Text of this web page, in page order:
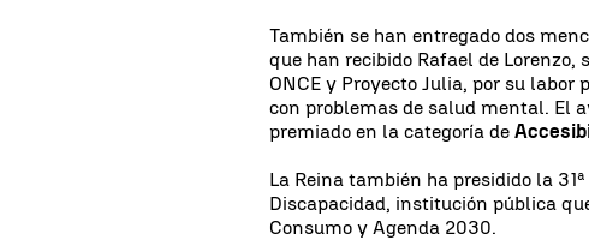
También se han entregado dos
que han recibido Rafael de Lorenzo,
ONCE y Proyecto Julia, por su
con problemas de salud mental. El
premiado en la categoría de
La Reina también ha presidido la
Discapacidad, institución pública
Consumo y Agenda 2030.